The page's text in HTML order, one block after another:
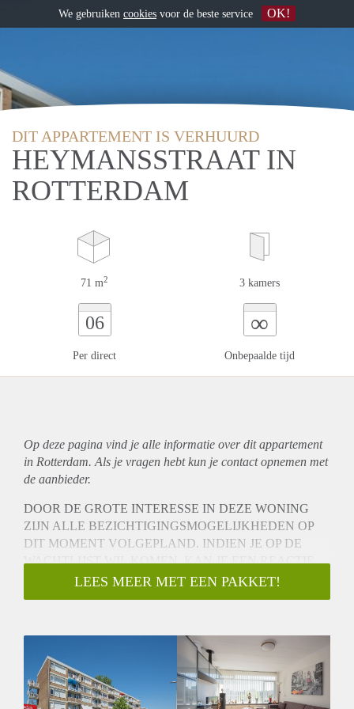
DIT APPARTEMENT IS VERHUURD
HEYMANSSTRAAT IN
ROTTERDAM
71 m2 3 kamers
06
Per direct
∞
Onbepaalde tijd
Op deze pagina vind je alle informatie over ditappartement
in Rotterdam. Als je vragen hebt kun je contact opnemen met
de aanbieder.
DOOR DE GROTE INTERESSE IN DEZE WONING
ZIJN ALLE BEZICHTIGINGSMOGELIJKHEDEN OP
DIT MOMENT VOLGEPLAND. INDIEN JE OP DE
WACHTLIJST WIL KOMEN, KAN JE EEN REACTIE
ACHTERLATEN OF MAILEN NAAR
INFO@YESSREALESTATE.NL.
gelegen aan de Heymansstraat te Rotterdam-Lombardijen.
Zeer praktisch ingedeeld 3-kamer appartement op een rustige,
doch centrale locatie, op de 4e verdieping van een verzorgd
complex. Het complex heeft een groene binnenplaats en
LEES MEER MET EEN PAKKET!
We gebruiken cookies voor de beste service OK!